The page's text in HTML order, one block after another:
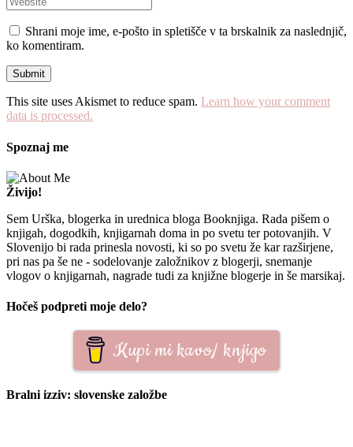
Shrani moje ime, e-pošto in spletišče v ta brskalnik za naslednjič,
ko komentiram.
This site uses Akismet to reduce spam. Learn how your comment
data is processed.
Spoznaj me
Živijo!
Sem Urška, blogerka in urednica bloga Booknjiga. Rada pišem o
knjigah, dogodkih, knjigarnah doma in po svetu ter potovanjih. V
Slovenijo bi rada prinesla novosti, ki so po svetu že kar razširjene,
pri nas pa še ne - sodelovanje založnikov z blogerji, snemanje
vlogov o knjigarnah, nagrade tudi za knjižne blogerje in še marsikaj.
Hočeš podpreti moje delo?
Kupi mi kavo/ knjigo
Bralni izziv: slovenske založbe